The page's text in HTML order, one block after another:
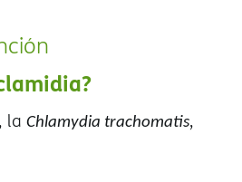
la Chlamydia trachomatis,